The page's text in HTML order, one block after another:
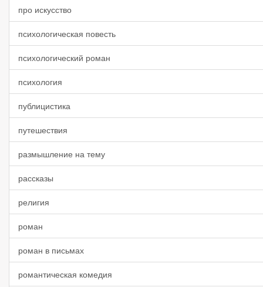
про искусство
психологическая повесть
психологический роман
психология
публицистика
путешествия
размышление на тему
рассказы
религия
роман
роман в письмах
романтическая комедия